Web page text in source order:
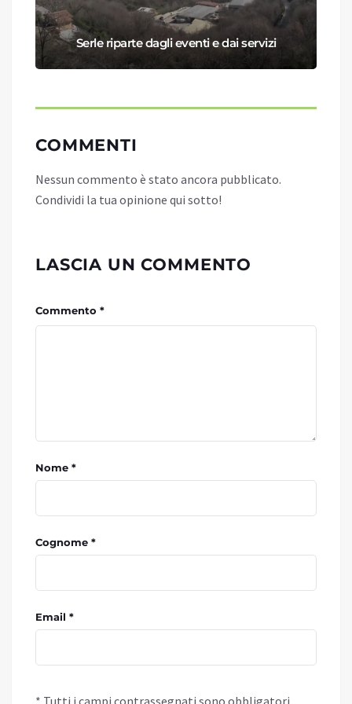
Serle riparte dagli eventi e dai servizi
COMMENTI
Nessun commento è stato ancora pubblicato.
Condividi la tua opinione qui sotto!
LASCIA UN COMMENTO
Commento *
Nome *
Cognome *
Email *